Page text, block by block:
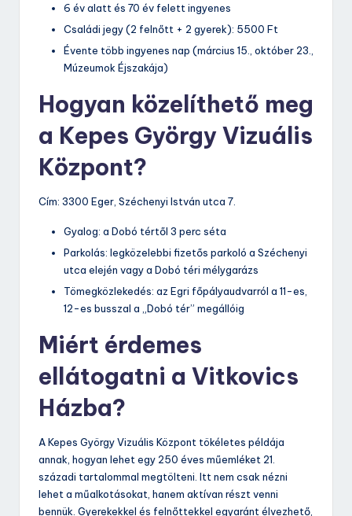
6 év alatt és 70 év felett ingyenes
Családi jegy (2 felnőtt + 2 gyerek): 5500 Ft
Évente több ingyenes nap (március 15., október 23.,
Múzeumok Éjszakája)
Hogyan közelíthető meg
a Kepes György Vizuális
Központ?
Cím: 3300 Eger, Széchenyi István utca 7.
Gyalog: a Dobó tértől 3 perc séta
Parkolás: legközelebbi fizetős parkoló a Széchenyi
utca elején vagy a Dobó téri mélygarázs
Tömegközlekedés: az Egri főpályaudvarról a 11-es,
12-es busszal a „Dobó tér” megállóig
Miért érdemes
ellátogatni a Vitkovics
Házba?
A Kepes György Vizuális Központ tökéletes példája
annak, hogyan lehet egy 250 éves műemléket 21.
századi tartalommal megtölteni. Itt nem csak nézni
lehet a műalkotásokat, hanem aktívan részt venni
bennük. Gyerekekkel és felnőttekkel egyaránt élvezhető,